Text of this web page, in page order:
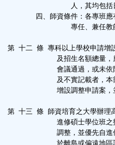
人，其均包括日間及
四、師資條件：各專班應有
專任、兼任教師授
第 十二 條 專科以上學校申請增
及招生名額總量，應提校
會議通過，或未依限提報
及不實記載者，本部得駁
增設調整申請案，並追
第 十三 條 師資培育之大學辦理
進修碩士學位班之招生名
調整，並優先自進修學制
於離島或偏遠地區設班或